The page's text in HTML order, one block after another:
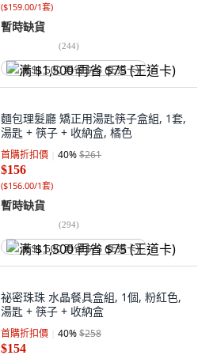
($159.00/1套)
暫時缺貨
(244)
满 $1,500 再省 $75 (王道卡)
麵包理髮廳 矯正用湯匙筷子盒組, 1套,
湯匙 + 筷子 + 收納盒, 橘色
首購折扣價 40%$261
$156
($156.00/1套)
暫時缺貨
(294)
满 $1,500 再省 $75 (王道卡)
祕密珠珠 水晶餐具盒組, 1個, 粉紅色,
湯匙 + 筷子 + 收納盒
首購折扣價 40%$258
$154